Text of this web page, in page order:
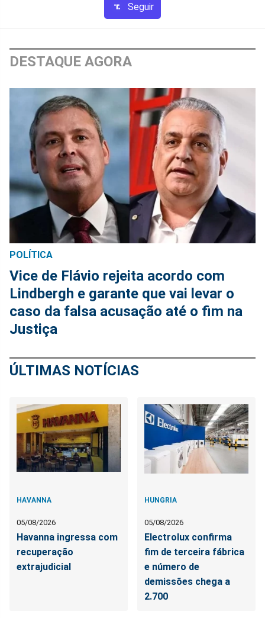
Seguir
DESTAQUE AGORA
POLÍTICA
Vice de Flávio rejeita acordo com
Lindbergh e garante que vai levar o
caso da falsa acusação até o fim na
Justiça
ÚLTIMAS NOTÍCIAS
HAVANNA
05/08/2026
Havanna ingressa com
recuperação
extrajudicial
HUNGRIA
05/08/2026
Electrolux confirma
fim de terceira fábrica
e número de
demissões chega a
2.700